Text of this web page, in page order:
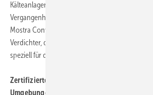
Kälteanlagen wegen der erforderlichen
Vergangenheit jedoch selten errichtet. Bock
Mostra Convegno nun erstmals Varianten
Verdichter, die diese Sicherheitsmaßnahmen
speziell für den Einsatz mit diesen Kältemitteln
Zertifizierte Sicherheit Bock Verdichter für
Umgebungen